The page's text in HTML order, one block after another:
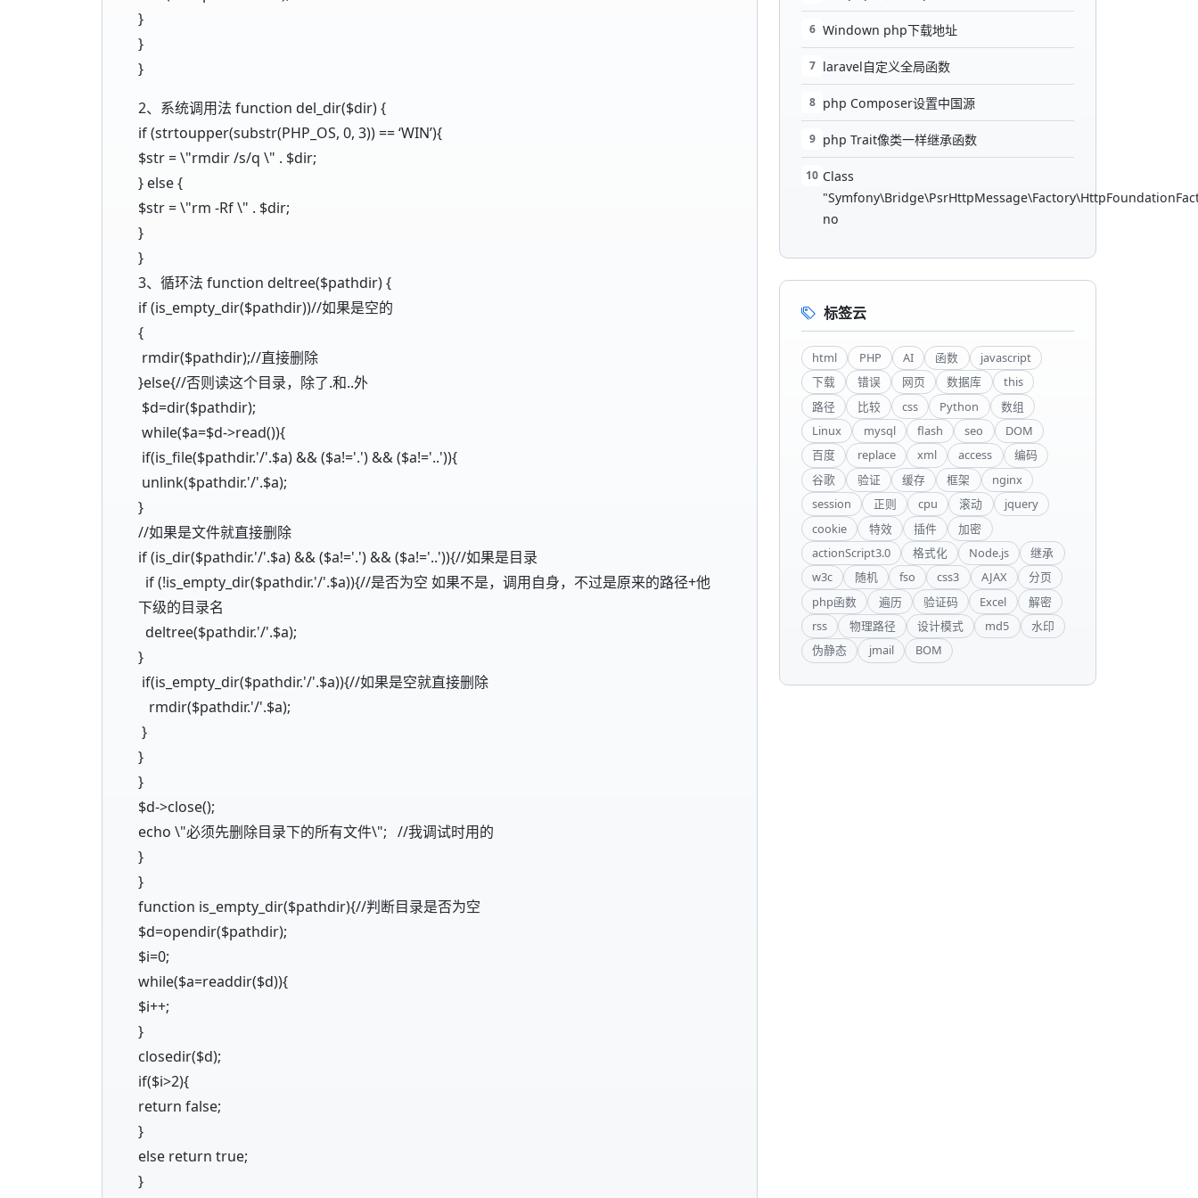
}
}
}
2、系统调用法 function del_dir($dir) {
if (strtoupper(substr(PHP_OS, 0, 3)) == ‘WIN’){
$str = \"rmdir /s/q \" . $dir;
} else {
$str = \"rm -Rf \" . $dir;
}
}
3、循环法 function deltree($pathdir) {
if (is_empty_dir($pathdir))//如果是空的
{
rmdir($pathdir);//直接删除
}else{//否则读这个目录，除了.和..外
$d=dir($pathdir);
while($a=$d->read()){
if(is_file($pathdir.'/'.$a) && ($a!='.') && ($a!='..')){
unlink($pathdir.'/'.$a);
}
//如果是文件就直接删除
if (is_dir($pathdir.'/'.$a) && ($a!='.') && ($a!='..')){//如果是目录
if (!is_empty_dir($pathdir.'/'.$a)){//是否为空 如果不是，调用自身，不过是原来的路径+他
下级的目录名
deltree($pathdir.'/'.$a);
}
if(is_empty_dir($pathdir.'/'.$a)){//如果是空就直接删除
rmdir($pathdir.'/'.$a);
}
}
}
$d->close();
echo \"必须先删除目录下的所有文件\"; //我调试时用的
}
}
function is_empty_dir($pathdir){//判断目录是否为空
$d=opendir($pathdir);
$i=0;
while($a=readdir($d)){
$i++;
}
closedir($d);
if($i>2){
return false;
}
else return true;
}
6 Windown php下载地址
7 laravel自定义全局函数
8 php Composer设置中国源
9 php Trait像类一样继承函数
10 Class
no
标签云
html PHP AI 函数
javascript
下载
错误 网页 数据库
this
路径
比较 css Python
数组
Linux
mysql flash seo
DOM
百度
replace xml access
编码
谷歌
验证 缓存 框架
nginx
session
正则 cpu 滚动
jquery
cookie
特效 插件
加密
actionScript3.0
格式化 Node.js
继承
w3c
随机 fso css3 AJAX
分页
php函数
遍历 验证码 Excel
解密
rss
物理路径 设计模式 md5
水印
伪静态
jmail BOM